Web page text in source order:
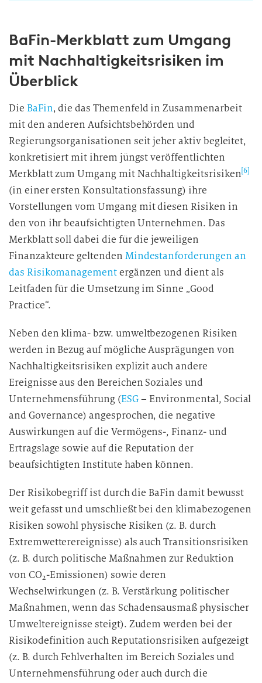
l
i
g
n
g
i
n
d
D
a
t
e
n
v
e
a
b
i
t
u
n
g
BaFin-Merkblatt zum Umgang
mit Nachhaltigkeitsrisiken im
Überblick
Die BaFin, die das Themenfeld in Zusammenarbeit
mit den anderen Aufsichtsbehörden und
Regierungsorganisationen seit jeher aktiv begleitet,
konkretisiert mit ihrem jüngst veröffentlichten
Merkblatt zum Umgang mit Nachhaltigkeitsrisiken[6]
(in einer ersten Konsultationsfassung) ihre
Vorstellungen vom Umgang mit diesen Risiken in
den von ihr beaufsichtigten Unternehmen. Das
Merkblatt soll dabei die für die jeweiligen
Finanzakteure geltenden Mindestanforderungen an
das Risikomanagementergänzen und dient als
Leitfaden für die Umsetzung im Sinne „Good
Practice“.
Neben den klima- bzw. umweltbezogenen Risiken
werden in Bezug auf mögliche Ausprägungen von
Nachhaltigkeitsrisiken explizit auch andere
Ereignisse aus den Bereichen Soziales und
Unternehmensführung (ESG– Environmental, Social
and Governance) angesprochen, die negative
Auswirkungen auf die Vermögens-, Finanz- und
Ertragslage sowie auf die Reputation der
beaufsichtigten Institute haben können.
Der Risikobegriff ist durch die BaFin damit bewusst
weit gefasst und umschließt bei den klimabezogenen
Risiken sowohl physische Risiken (z. B. durch
Extremwetterereignisse) als auch Transitionsrisiken
(z. B. durch politische Maßnahmen zur Reduktion
von CO2-Emissionen) sowie deren
Wechselwirkungen (z. B. Verstärkung politischer
Maßnahmen, wenn das Schadensausmaß physischer
Umweltereignisse steigt). Zudem werden bei der
Risikodefinition auch Reputationsrisiken aufgezeigt
(z. B. durch Fehlverhalten im Bereich Soziales und
Unternehmensführung oder auch durch die